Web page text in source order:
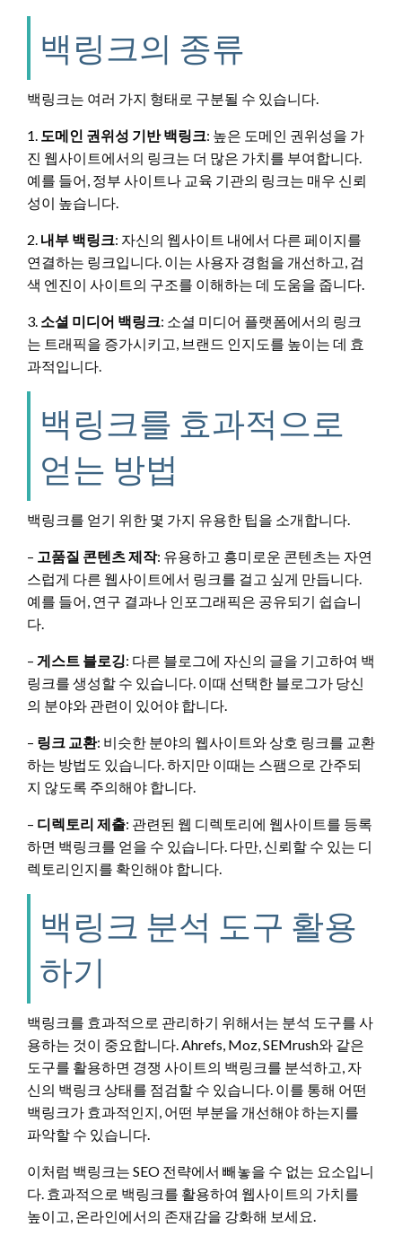
백링크의 종류
백링크는 여러 가지 형태로 구분될 수 있습니다.
1. 도메인 권위성 기반 백링크: 높은 도메인 권위성을 가
진 웹사이트에서의 링크는 더 많은 가치를 부여합니다.
예를 들어, 정부 사이트나 교육 기관의 링크는 매우 신뢰
성이 높습니다.
2. 내부 백링크: 자신의 웹사이트 내에서 다른 페이지를
연결하는 링크입니다. 이는 사용자 경험을 개선하고, 검
색 엔진이 사이트의 구조를 이해하는 데 도움을 줍니다.
3. 소셜 미디어 백링크: 소셜 미디어 플랫폼에서의 링크
는 트래픽을 증가시키고, 브랜드 인지도를 높이는 데 효
과적입니다.
백링크를 효과적으로
얻는 방법
백링크를 얻기 위한 몇 가지 유용한 팁을 소개합니다.
– 고품질 콘텐츠 제작: 유용하고 흥미로운 콘텐츠는 자연
스럽게 다른 웹사이트에서 링크를 걸고 싶게 만듭니다.
예를 들어, 연구 결과나 인포그래픽은 공유되기 쉽습니
다.
– 게스트 블로깅: 다른 블로그에 자신의 글을 기고하여 백
링크를 생성할 수 있습니다. 이때 선택한 블로그가 당신
의 분야와 관련이 있어야 합니다.
– 링크 교환: 비슷한 분야의 웹사이트와 상호 링크를 교환
하는 방법도 있습니다. 하지만 이때는 스팸으로 간주되
지 않도록 주의해야 합니다.
– 디렉토리 제출: 관련된 웹 디렉토리에 웹사이트를 등록
하면 백링크를 얻을 수 있습니다. 다만, 신뢰할 수 있는 디
렉토리인지를 확인해야 합니다.
백링크 분석 도구 활용
하기
백링크를 효과적으로 관리하기 위해서는 분석 도구를 사
용하는 것이 중요합니다. Ahrefs, Moz, SEMrush와 같은
도구를 활용하면 경쟁 사이트의 백링크를 분석하고, 자
신의 백링크 상태를 점검할 수 있습니다. 이를 통해 어떤
백링크가 효과적인지, 어떤 부분을 개선해야 하는지를
파악할 수 있습니다.
이처럼 백링크는 SEO 전략에서 빼놓을 수 없는 요소입니
다. 효과적으로 백링크를 활용하여 웹사이트의 가치를
높이고, 온라인에서의 존재감을 강화해 보세요.